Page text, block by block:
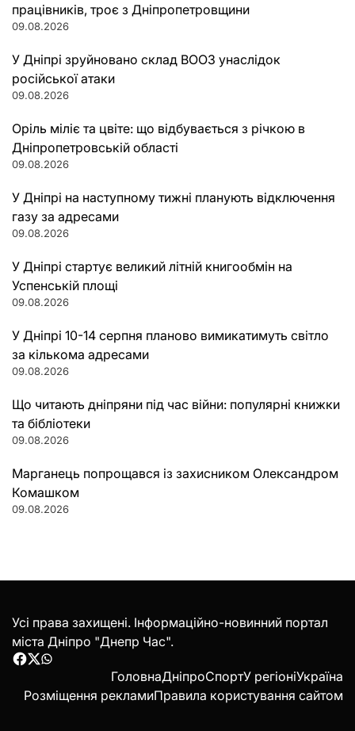
працівників, троє з Дніпропетровщини
09.08.2026
У Дніпрі зруйновано склад ВООЗ унаслідок
російської атаки
09.08.2026
Оріль міліє та цвіте: що відбувається з річкою в
Дніпропетровській області
09.08.2026
У Дніпрі на наступному тижні планують відключення
газу за адресами
09.08.2026
У Дніпрі стартує великий літній книгообмін на
Успенській площі
09.08.2026
У Дніпрі 10-14 серпня планово вимикатимуть світло
за кількома адресами
09.08.2026
Що читають дніпряни під час війни: популярні книжки
та бібліотеки
09.08.2026
Марганець попрощався із захисником Олександром
Комашком
09.08.2026
Усі права захищені. Інформаційно-новинний портал
міста Дніпро "Днепр Час".
Facebook
Twitter
WhatsApp
ГоловнаДніпроСпортУ регіоніУкраїна
Розміщення рекламиПравила користування сайтом